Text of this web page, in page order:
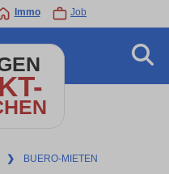
Immo Job
❯ BUERO-MIETEN